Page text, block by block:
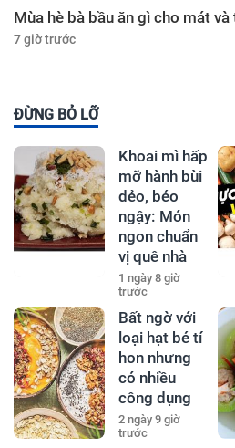
Mùa hè bà bầu ăn gì cho mát
7 giờ trước
ĐỪNG BỎ LỠ
Khoai mì hấp
mỡ hành bùi
dẻo, béo
ngậy: Món
ngon chuẩn
vị quê nhà
1 ngày 8 giờ
trước
Bất ngờ với
loại hạt bé tí
hon nhưng
có nhiều
công dụng
2 ngày 9 giờ
trước